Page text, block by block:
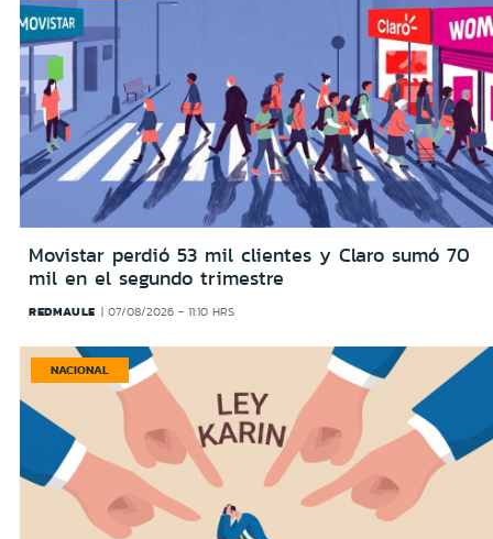
Movistar perdió 53 mil clientes y Claro sumó 70
mil en el segundo trimestre
REDMAULE 07/08/2026 - 11:10 HRS
NACIONAL